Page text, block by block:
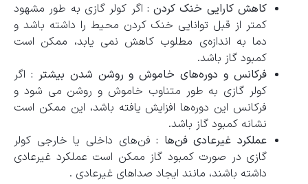
کاهش کارایی خنک کردن : اگر کولر گازی به طور مشهود
کمتر از قبل توانایی خنک کردن محیط را داشته باشد و
دما به اندازه‌ی مطلوب کاهش نمی ‌یابد، ممکن است
کمبود گاز باشد.
فرکانس و دوره‌های خاموش و روشن شدن بیشتر : اگر
کولر گازی به طور متناوب خاموش و روشن می ‌شود و
فرکانس این دوره‌ها افزایش یافته باشد، این ممکن است
نشانه کمبود گاز باشد.
عملکرد غیرعادی فن‌ها :فن‌های داخلی یا خارجی کولر
گازی در صورت کمبود گاز ممکن است عملکرد غیرعادی
داشته باشند، مانند ایجاد صداهای غیرعادی .